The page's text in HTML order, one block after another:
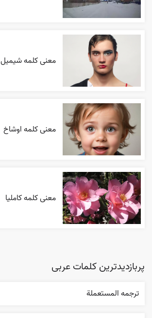
معنی کلمه شیمیل
معنی کلمه اوشاخ
معنی کلمه کاملیا
پربازدیدترین کلمات عربی
ترجمه المستعملة